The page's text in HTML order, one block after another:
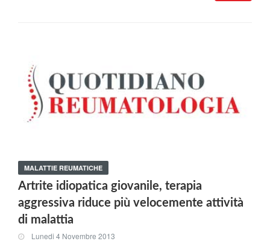
MALATTIE REUMATICHE
Artrite idiopatica giovanile, terapia
aggressiva riduce più velocemente attività
di malattia
Lunedi 4 Novembre 2013